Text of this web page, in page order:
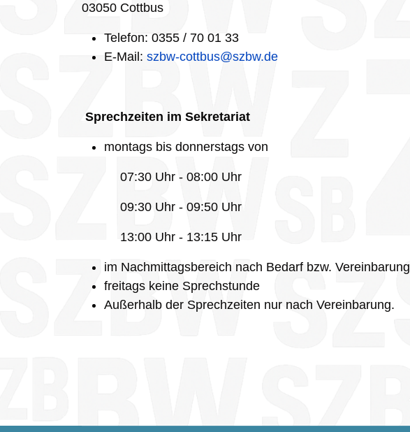
03050 Cottbus
Telefon: 0355 / 70 01 33
E-Mail: szbw-cottbus@szbw.de
Sprechzeiten im Sekretariat
montags bis donnerstags von
07:30 Uhr - 08:00 Uhr
09:30 Uhr - 09:50 Uhr
13:00 Uhr - 13:15 Uhr
im Nachmittagsbereich nach Bedarf bzw. Vereinbarung
freitags keine Sprechstunde
Außerhalb der Sprechzeiten nur nach Vereinbarung.